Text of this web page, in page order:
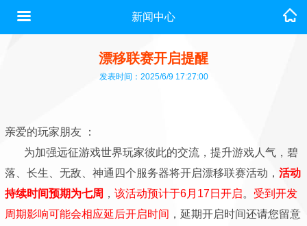
新闻中心
漂移联赛开启提醒
发表时间：2025/6/9 17:27:00
亲爱的玩家朋友 ：
为加强远征游戏世界玩家彼此的交流，提升游戏人气，碧
落、长生、无敌、神通四个服务器将开启漂移联赛活动， 活动
持续时间预期为七周 ， 该活动预计于6月17日开启。 受到开发
周期影响可能会相应延后开启时间 ，延期开启时间还请您留意